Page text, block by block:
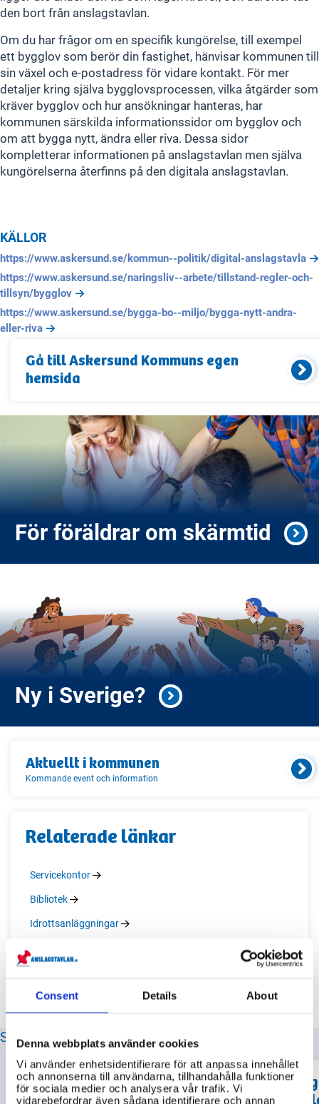
Consent Details About
Denna webbplats använder cookies
Vi använder enhetsidentifierare för att anpassa innehållet
och annonserna till användarna, tillhandahålla funktioner
för sociala medier och analysera vår trafik. Vi
vidarebefordrar även sådana identifierare och annan
den bort från anslagstavlan.
Om du har frågor om en specifik kungörelse, till exempel
ett bygglov som berör din fastighet, hänvisar kommunen till
sin växel och e‑postadress för vidare kontakt. För mer
detaljer kring själva bygglovsprocessen, vilka åtgärder som
kräver bygglov och hur ansökningar hanteras, har
kommunen särskilda informationssidor om bygglov och
om att bygga nytt, ändra eller riva. Dessa sidor
kompletterar informationen på anslagstavlan men själva
kungörelserna återfinns på den digitala anslagstavlan.
KÄLLOR
https://www.askersund.se/kommun--politik/digital-anslagstavla
https://www.askersund.se/naringsliv--arbete/tillstand-regler-och-
tillsyn/bygglov
https://www.askersund.se/bygga-bo--miljo/bygga-nytt-andra-
eller-riva
Gå tillAskersund Kommuns egen
hemsida
För föräldrar om skärmtid
Ny i Sverige?
Aktuellt i kommunen
Kommande event och information
Relaterade länkar
Servicekontor
Bibliotek
Idrottsanläggningar
SENASTE FRÅGORNA OM ASKERSUND KOMMUN
Hur ansöker jag om
Hur gör